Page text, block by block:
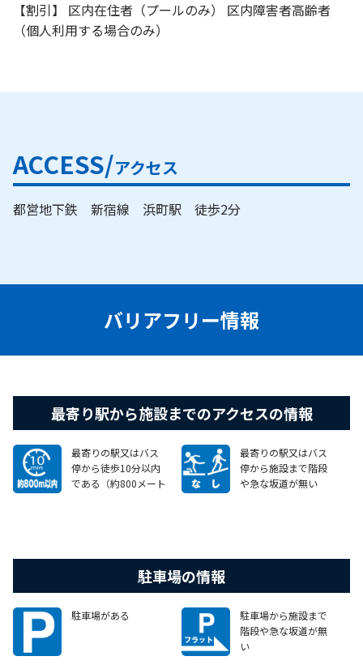
【割引】 区内在住者（プールのみ） 区内障害者高齢者
（個人利用する場合のみ）
ACCESS/アクセス
都営地下鉄 新宿線 浜町駅 徒歩2分
バリアフリー情報
最寄り駅から施設までのアクセスの情報
最寄りの駅又はバス
停から徒歩10分以内
である（約800メート
最寄りの駅又はバス
停から施設まで階段
や急な坂道が無い
駐車場の情報
駐車場がある
駐車場から施設まで
階段や急な坂道が無
い